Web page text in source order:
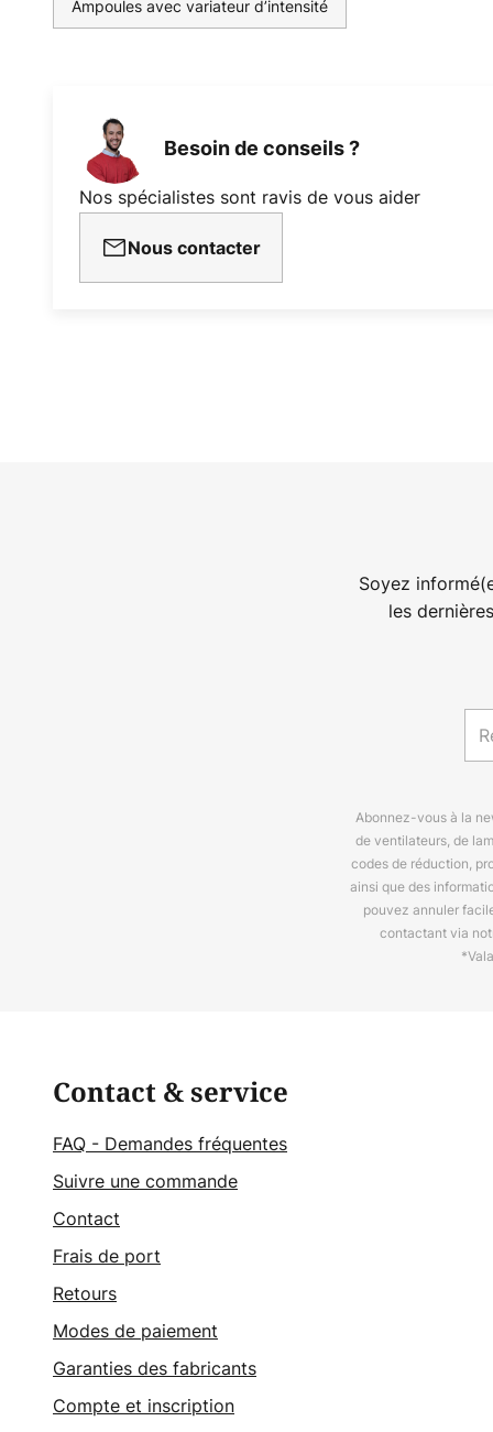
Ampoules avec variateur d’intensité
Besoin de conseils ?
Nos spécialistes sont ravis de vous aider
Nous contacter
Soyez
les
Abonnez-vous à la
de ventilateurs, de
codes de réduction,
ainsi que des
pouvez annuler
contactant via
Contact & service
FAQ - Demandes fréquentes
Suivre une commande
Contact
Frais de port
Retours
Modes de paiement
Garanties des fabricants
Compte et inscription